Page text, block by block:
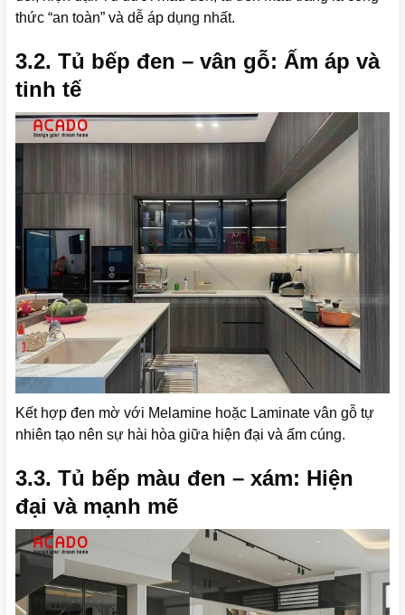
thức “an toàn” và dễ áp dụng nhất.
3.2. Tủ bếp đen – vân gỗ: Ấm áp và
tinh tế
Kết hợp đen mờ với Melamine hoặc Laminate vân gỗ tự
nhiên tạo nên sự hài hòa giữa hiện đại và ấm cúng.
3.3. Tủ bếp màu đen – xám: Hiện
đại và mạnh mẽ